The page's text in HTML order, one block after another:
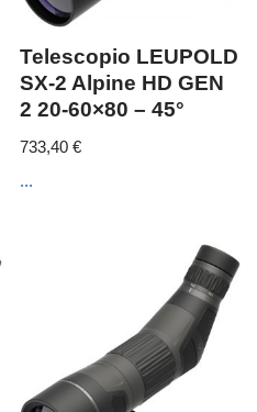
Telescopio LEUPOLD
SX-2 Alpine HD GEN
2 20-60×80 – 45°
733,40€
...